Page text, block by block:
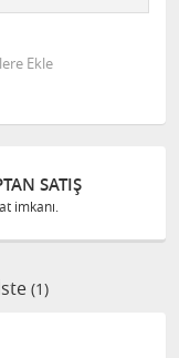
Ekle
SATIŞ
imkanı.
(1)